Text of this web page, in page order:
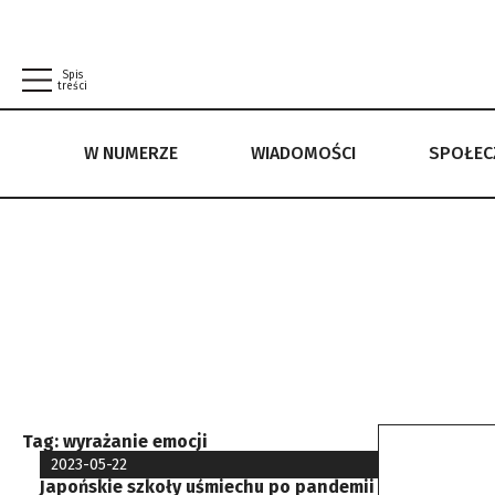
Spis
treści
W NUMERZE WIADOMOŚCI
W NUMERZE WIADOMOŚCI SPOŁECZEŃSTWO
Tag: wyrażanie emocji
2023-05-22
Japońskie szkoły uśmiechu po pandemii